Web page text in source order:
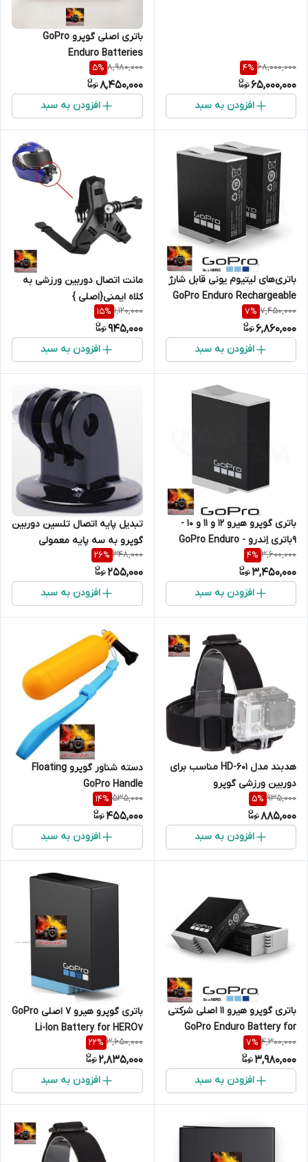
68,000,000
4%
65,000,000
افزودن به سبد
باتری اصلی گوپرو GoPro
Enduro Batteries
HERO9/10/11/12 دوقلو
8,980,000
5%
8,450,000
افزودن به سبد
باتری‌های لیتیوم یونی قابل شارژ
GoPro Enduro Rechargeable
Li-Ion Batteries for HERO9/10
Black (2-Pack)
7,450,000
7%
6,860,000
افزودن به سبد
مانت اتصال دوربین ورزشی به
کلاه ایمنی{اصلی }
1,120,000
15%
945,000
افزودن به سبد
باتری گوپرو هیرو 12 و 11 و 10 -
9باتری اِندرو - GoPro Enduro
Batteries
3,600,000
4%
3,450,000
افزودن به سبد
تبدیل پایه اتصال تلسین دوربین
گوپرو به سه پایه معمولی
348,000
26%
255,000
افزودن به سبد
هدبند مدل HD-601 مناسب برای
دوربین ورزشی گوپرو
935,000
5%
885,000
افزودن به سبد
دسته شناور گوپرو Floating
GoPro Handle
535,000
14%
455,000
افزودن به سبد
باتری گوپرو هیرو 11 اصلی شرکتی
GoPro Enduro Battery for
HERO11 Black تکی
4,300,000
7%
3,980,000
افزودن به سبد
باتری گوپرو هیرو 7 اصلی GoPro
Li-Ion Battery for HERO7
Black Original
3,650,000
22%
2,835,000
افزودن به سبد